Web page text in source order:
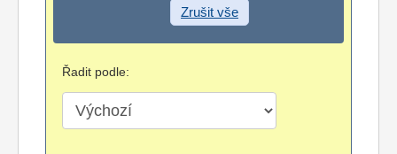
Zrušit vše
Řadit podle: